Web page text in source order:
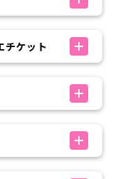
チケット